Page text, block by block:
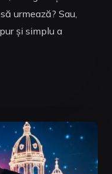
urmează? Sau,
și simplu a